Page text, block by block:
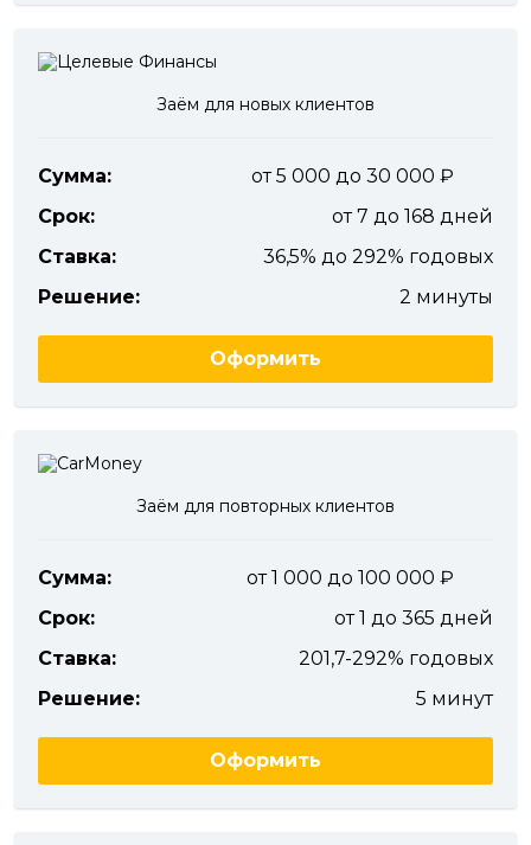
Заём для новых клиентов
Сумма:
от 5 000 до 30 000
Срок:
от 7 до 168 дней
Ставка:
36,5% до 292% годовых
Решение:
2 минуты
Оформить
Заём для повторных клиентов
Сумма:
от 1 000 до 100 000
Срок:
от 1 до 365 дней
Ставка:
201,7-292% годовых
Решение:
5 минут
Оформить